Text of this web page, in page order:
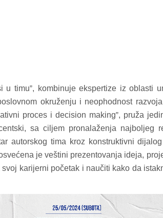
u timu”, kombinuje ekspertize iz oblasti
okruženju i neophodnost
proces i decision making”, pruža
sa ciljem pronalaženja najboljeg
autorskog tima kroz konstruktivni
je veštini prezentovanja ideja,
karijerni početak i naučiti kako da